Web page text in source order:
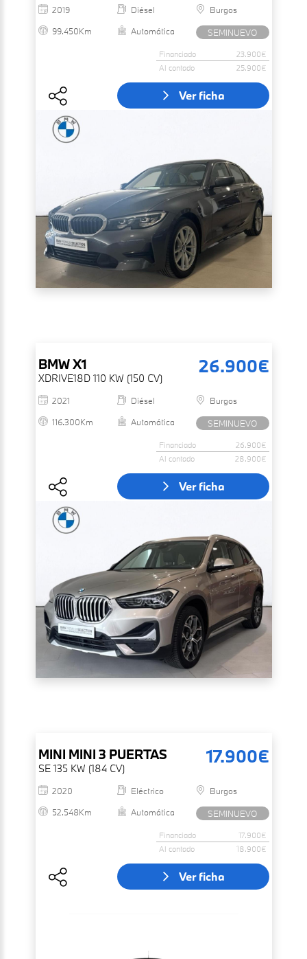
2019 Diésel
Burgos
99.450Km
Automática SEMINUEVO
Financiado
23.900€
Al contado
25.900€
Ver ficha
BMWX1
XDRIVE18D 110 KW (150 CV)
26.900€
2021 Diésel
Burgos
116.300Km
Automática SEMINUEVO
Financiado
26.900€
Al contado
28.900€
Ver ficha
MINI MINI 3 PUERTAS
SE 135 KW (184 CV)
17.900€
2020 Eléctrico
Burgos
52.548Km
Automática SEMINUEVO
Financiado
17.900€
Al contado
18.900€
Ver ficha